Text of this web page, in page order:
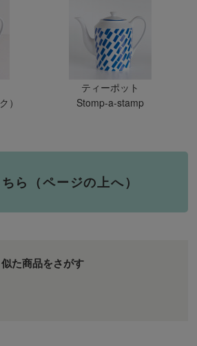
）
ティーポット
Stomp-a-stamp
ら（ページの上へ）
似た商品をさがす